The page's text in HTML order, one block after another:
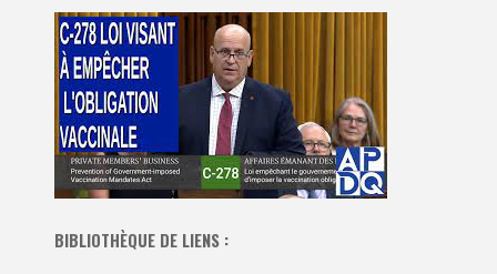
BIBLIOTHÈQUE DE LIENS :